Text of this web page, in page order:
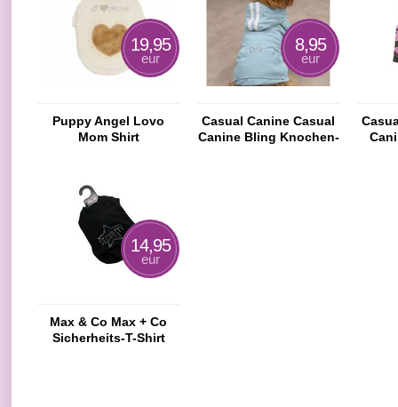
19,95
eur
Puppy Angel Lovo
Mom Shirt
8,95
eur
Casual Canine Casual
Canine Bling Knochen-
14,95
eur
Max & Co Max + Co
Sicherheits-T-Shirt